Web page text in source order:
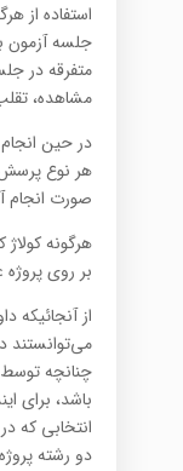
استفاده از
جلسه آزمون
متفرقه در
مشاهده،
در حین
هر نوع پرسش
صورت
هرگونه
بر روی
می‌توانستند
چنانچه
باشد‌‌، برای
انتخابی که
دو رشته